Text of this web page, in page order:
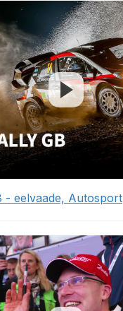
- eelvaade, Autosport